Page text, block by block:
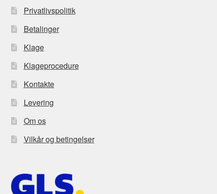
Privatlivspolitik
Betalinger
Klage
Klageprocedure
Kontakte
Levering
Om os
Vilkår og betingelser